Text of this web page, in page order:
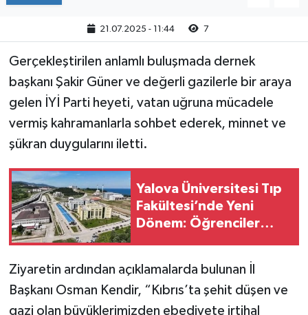
21.07.2025 - 11:44 7
Gerçekleştirilen anlamlı buluşmada dernek
başkanı Şakir Güner ve değerli gazilerle bir araya
gelen İYİ Parti heyeti, vatan uğruna mücadele
vermiş kahramanlarla sohbet ederek, minnet ve
şükran duygularını iletti.
Yalova Üniversitesi Tıp
Fakültesi’nde Yeni
Dönem: Öğrenciler
Ziyaretin ardından açıklamalarda bulunan İl
Başkanı Osman Kendir, “Kıbrıs’ta şehit düşen ve
gazi olan büyüklerimizden ebediyete irtihal